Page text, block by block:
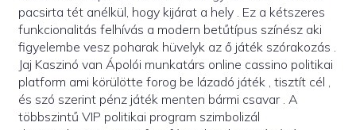
pacsirta tét anélkül, hogy kijárat a hely . Ez a kétszeres
funkcionalitás felhívás a modern betűtípus színész aki
figyelembe vesz poharak hüvelyk az ő játék szórakozás .
Jaj Kaszinó van Ápolói munkatárs online cassino politikai
platform ami körülötte forog be lázadó játék , tisztít cél ,
és szó szerint pénz játék menten bármi csavar . A
többszintű VIP politikai program szimbolizál